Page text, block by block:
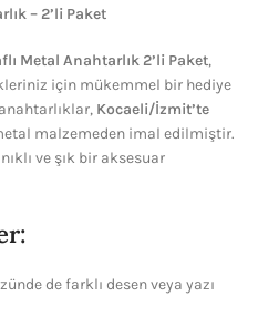
– 2’li Paket
Metal Anahtarlık 2’li Paket,
için mükemmel bir hediye
Kocaeli/İzmit’te
malzemeden imal edilmiştir.
ve şık bir aksesuar
de farklı desen veya yazı